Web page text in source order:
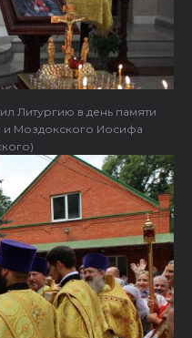
Литургию в день памяти
и Моздокского Иосифа